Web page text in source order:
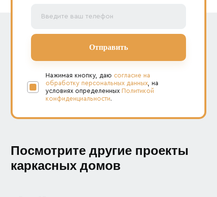
Нажимая кнопку, даю согласие на
обработку персональных данных , на
условиях определенных Политикой
конфиденциальности.
Посмотрите другие проекты
каркасных домов